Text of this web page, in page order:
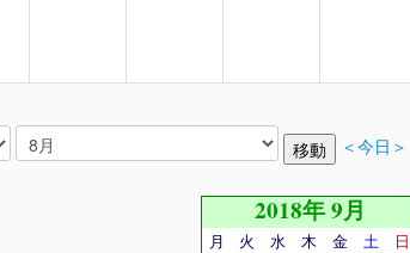
＜今日＞
2018年 9月
月 火 水 木 金 土
日